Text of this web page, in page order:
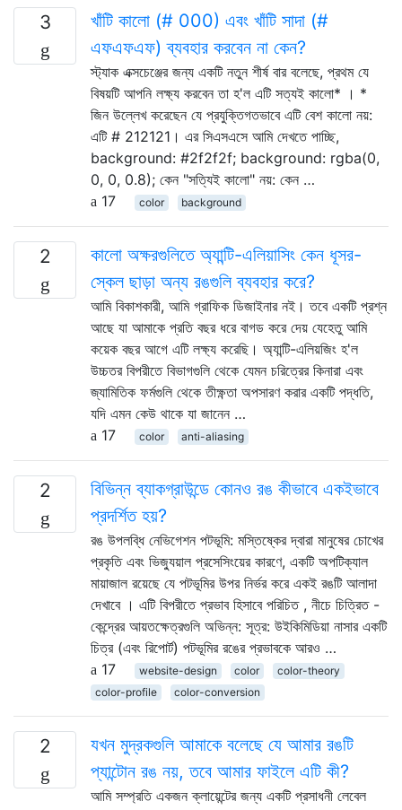
3
খাঁটি কালো (# 000) এবং খাঁটি সাদা (#
এফএফএফ) ব্যবহার করবেন না কেন?
স্ট্যাক এক্সচেঞ্জের জন্য একটি নতুন শীর্ষ বার বলেছে, প্রথম যে
বিষয়টি আপনি লক্ষ্য করবেন তা হ'ল এটি সত্যই কালো* । *
জিন উল্লেখ করেছেন যে প্রযুক্তিগতভাবে এটি বেশ কালো নয়:
এটি # 212121। এর সিএসএসে আমি দেখতে পাচ্ছি,
background: #2f2f2f; background: rgba(0,
0, 0, 0.8); কেন "সত্যিই কালো" নয়: কেন …
17
color background
2
কালো অক্ষরগুলিতে অ্যান্টি-এলিয়াসিং কেন ধূসর-
স্কেল ছাড়া অন্য রঙগুলি ব্যবহার করে?
আমি বিকাশকারী, আমি গ্রাফিক ডিজাইনার নই। তবে একটি প্রশ্ন
আছে যা আমাকে প্রতি বছর ধরে বাগড করে দেয় যেহেতু আমি
কয়েক বছর আগে এটি লক্ষ্য করেছি। অ্যান্টি-এলিয়জিং হ'ল
উচ্চতর বিপরীতে বিভাগগুলি থেকে যেমন চরিত্রের কিনারা এবং
জ্যামিতিক ফর্মগুলি থেকে তীক্ষ্ণতা অপসারণ করার একটি পদ্ধতি,
যদি এমন কেউ থাকে যা জানেন …
17
color anti-aliasing
2
বিভিন্ন ব্যাকগ্রাউন্ডে কোনও রঙ কীভাবে একইভাবে
প্রদর্শিত হয়?
রঙ উপলব্ধি নেভিগেশন পটভূমি: মস্তিষ্কের দ্বারা মানুষের চোখের
প্রকৃতি এবং ভিজ্যুয়াল প্রসেসিংয়ের কারণে, একটি অপটিক্যাল
মায়াজাল রয়েছে যে পটভূমির উপর নির্ভর করে একই রঙটি আলাদা
দেখাবে । এটি বিপরীতে প্রভাব হিসাবে পরিচিত , নীচে চিত্রিত -
কেন্দ্রের আয়তক্ষেত্রগুলি অভিন্ন: সূত্র: উইকিমিডিয়া নাসার একটি
চিত্র (এবং রিপোর্ট) পটভূমির রঙের প্রভাবকে আরও …
17
website-design color
color-theory
color-profile
color-conversion
2
যখন মুদ্রকগুলি আমাকে বলেছে যে আমার রঙটি
প্যান্টোন রঙ নয়, তবে আমার ফাইলে এটি কী?
আমি সম্প্রতি একজন ক্লায়েন্টের জন্য একটি প্রসাধনী লেবেল